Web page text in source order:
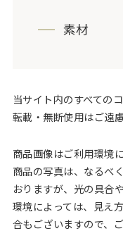
素材
当サイト内のすべての
転載・無断使用はご遠
商品画像はご利用環境
商品の写真は、なるべ
おりますが、光の具合
環境によっては、見え
合もございますので、